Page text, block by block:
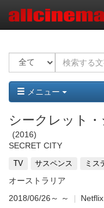
メニュー
シークレット
2016
SECRET CITY
TV サスペンス ミス
オーストラリア
2018/06/26～
～ | Netflix